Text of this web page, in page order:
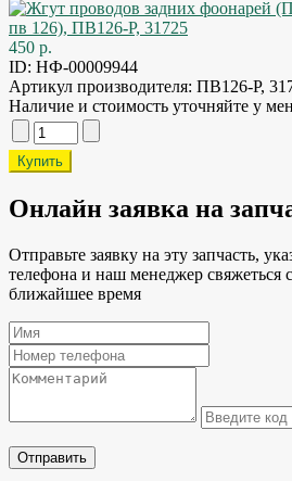
450 р.
ID: НФ-00009944
Артикул производителя: ПВ126-Р,
Наличие и стоимость уточняйте у
Онлайн заявка на
Отправьте заявку на эту запчасть,
телефона и наш менеджер свяжеться
ближайшее время
Отправить